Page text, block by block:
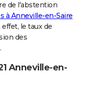
de l'abstention
à Anneville-en-Saire
le taux de
des
Anneville-en-